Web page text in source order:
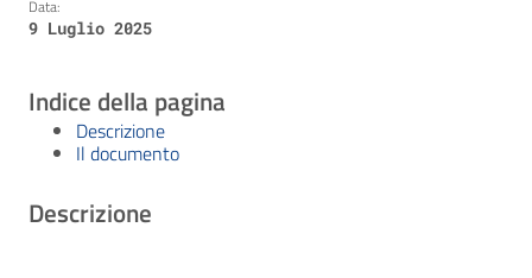
Data:
9 Luglio 2025
Indice della pagina
Descrizione
Il documento
Descrizione